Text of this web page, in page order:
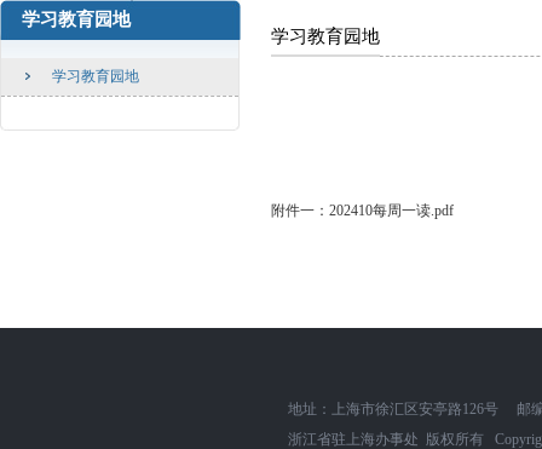
学习教育园地
学习教育园地
学习教育园地
附件一：202410每周一读.pdf
地址：上海市徐汇区安亭路126号
邮
浙江省驻上海办事处 版权所有